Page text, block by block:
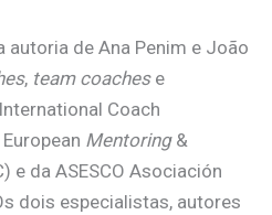
autoria de Ana Penim e João
, team coachese
Coach
Mentoring&
e da ASESCO Asociación
dois especialistas, autores